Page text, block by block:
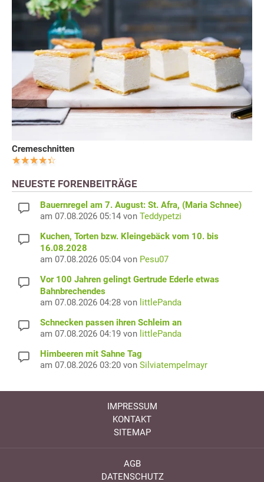
Cremeschnitten
NEUESTE FORENBEITRÄGE
Bauernregel am 7. August: St. Afra, (Maria Schnee)
am 07.08.2026 05:14 von Teddypetzi
Kuchen, Torten bzw. Kleingebäck vom 10. bis
16.08.2028
am 07.08.2026 05:04 von Pesu07
Vor 100 Jahren gelingt Gertrude Ederle etwas
Bahnbrechendes
am 07.08.2026 04:28 von littlePanda
Schnecken passen ihren Schleim an
am 07.08.2026 04:19 von littlePanda
Himbeeren mit Sahne Tag
am 07.08.2026 03:20 von Silviatempelmayr
IMPRESSUM
KONTAKT
SITEMAP
AGB
DATENSCHUTZ